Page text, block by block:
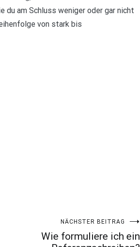
am Schluss weniger oder gar nicht
von stark bis
NÄCHSTER BEITRAG
Wie formuliere ich ein